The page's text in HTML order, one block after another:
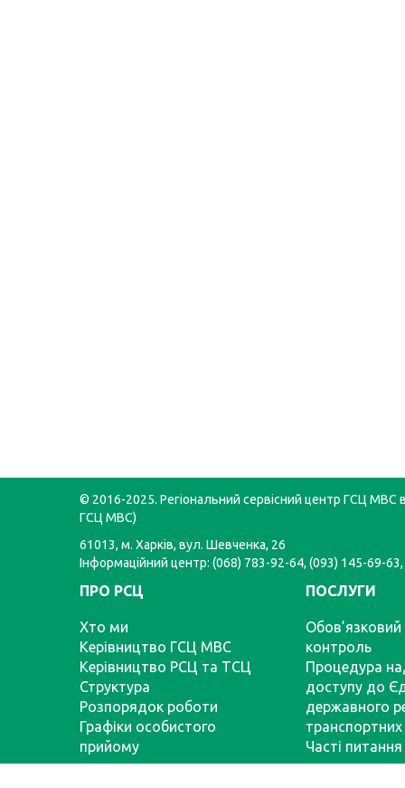
© 2016-2025. Регіональний сервісний центр ГСЦ МВС в
ГСЦ МВС)
61013, м. Харків, вул. Шевченка, 26
Інформаційний центр: (068) 783-92-64, (093) 145-69-
ПРО РСЦ
Хто ми
Керівництво ГСЦ МВС
Керівництво РСЦ та ТСЦ
Структура
Розпорядок роботи
Графіки особистого
прийому
ПОСЛУГИ
Обов’язковий
контроль
Процедура
доступу до
державного
транспортних
Часті питання